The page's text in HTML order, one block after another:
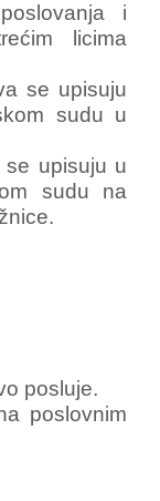
i
licima
se upisuju
sudu u
se upisuju u
sudu na
posluje.
poslovnim